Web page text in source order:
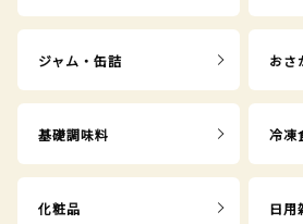
ジャム・缶詰 おさ
基礎調味料 冷凍
化粧品 日用